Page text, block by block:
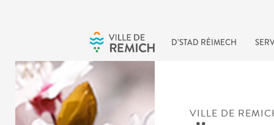
D’STAD RÉIMECH
VILLE DE